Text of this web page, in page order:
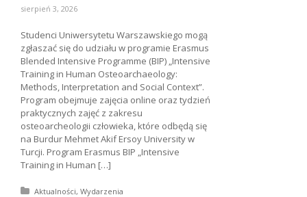
sierpień 3, 2026
Studenci Uniwersytetu Warszawskiego mogą
zgłaszać się do udziału w programie Erasmus
Blended Intensive Programme (BIP) „Intensive
Training in Human Osteoarchaeology:
Methods, Interpretation and Social Context”.
Program obejmuje zajęcia online oraz tydzień
praktycznych zajęć z zakresu
osteoarcheologii człowieka, które odbędą się
na Burdur Mehmet Akif Ersoy University w
Turcji. Program Erasmus BIP „Intensive
Training in Human […]
Posted in:
Aktualności Wydarzenia